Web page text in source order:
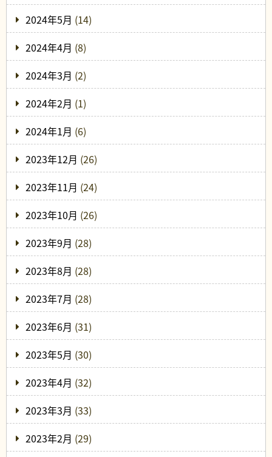
2024年5月 (14)
2024年4月 (8)
2024年3月 (2)
2024年2月 (1)
2024年1月 (6)
2023年12月 (26)
2023年11月 (24)
2023年10月 (26)
2023年9月 (28)
2023年8月 (28)
2023年7月 (28)
2023年6月 (31)
2023年5月 (30)
2023年4月 (32)
2023年3月 (33)
2023年2月 (29)